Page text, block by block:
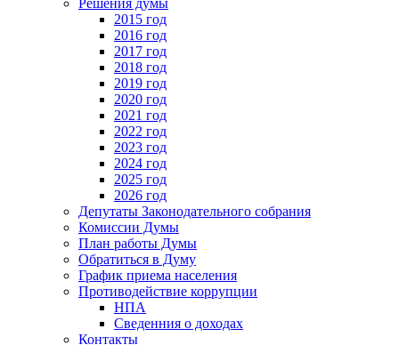
Решения думы
2015 год
2016 год
2017 год
2018 год
2019 год
2020 год
2021 год
2022 год
2023 год
2024 год
2025 год
2026 год
Депутаты Законодательного собрания
Комиссии Думы
План работы Думы
Обратиться в Думу
График приема населения
Противодействие коррупции
НПА
Сведенния о доходах
Контакты